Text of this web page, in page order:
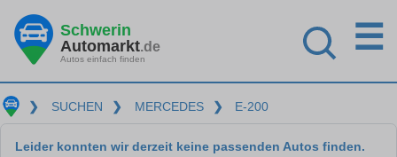
Schwerin
Automarkt.de
Autos einfach finden
☰
❯ SUCHEN ❯ MERCEDES ❯ E-200
Leider konnten wir derzeit keine passenden Autos finden.